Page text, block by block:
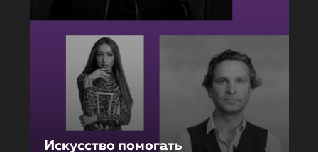
Искусство помогать